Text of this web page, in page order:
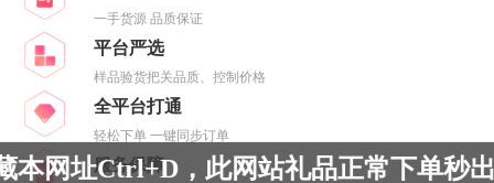
一手货源 品质保证
平台严选
样品验货把关品质、控制价格
全平台打通
轻松下单 一键同步订单
服务保障
址Ctrl+D，此网站礼品正常下单秒出